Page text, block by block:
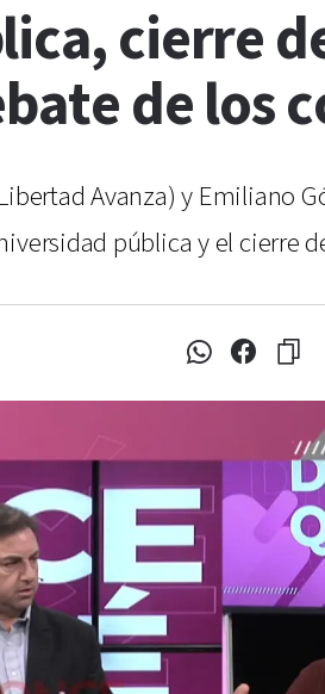
cierre
de los
Avanza) y Emiliano
pública y el cierre